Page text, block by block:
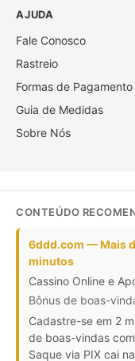
AJUDA
Fale Conosco
Rastreio
Formas de Pagamento
Guia de Medidas
Sobre Nós
CONTEÚDO
6ddd.com — Mais
minutos
Cassino Online e
Bônus de boas-
Cadastre-se em 2
de boas-vindas
Saque via PIX cai